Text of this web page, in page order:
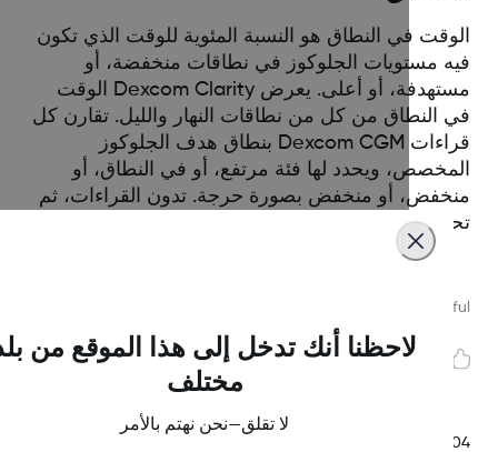
في النطاق هو النسبة المئوية للوقت الذي تكون
مستويات الجلوكوز في نطاقات منخفضة، أو
مستهدفة، أو أعلى. يعرض Dexcom Clarity الوقت
النطاق من كل من نطاقات النهار والليل. تقارن كل
قراءات Dexcom CGM بنطاق هدف الجلوكوز
ويحدد لها فئة مرتفع، أو في النطاق، أو
أو منخفض بصورة حرجة. تدون القراءات، ثم
النسب المئوية لكل فئة.
Was this article
LBL014350
لاحظنا أنك تدخل إلى هذا الموقع من بلد
مختلف
لا تقلق—نحن نهتم بالأمر